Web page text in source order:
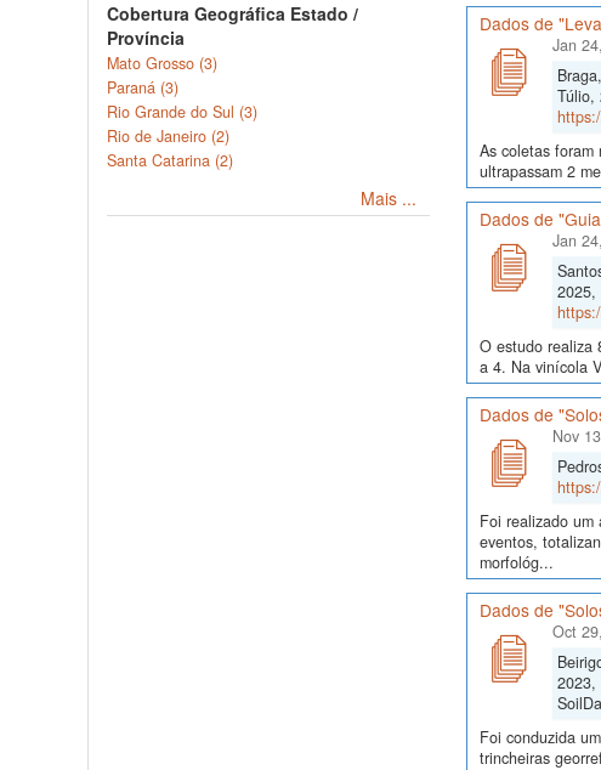
Cobertura Geográfica Estado /
Província
Mato Grosso (3)
Paraná (3)
Rio Grande do Sul (3)
Rio de Janeiro (2)
Santa Catarina (2)
Mais ...
Dados de
Jan
Túlio,
As coletas foram
ultrapassam 2
Dados de
Jan
2025,
O estudo realiza
a 4. Na vinícola
Dados de
Nov
Foi realizado
eventos,
morfológ...
Dados de
Oct
2023,
Foi conduzida
trincheiras